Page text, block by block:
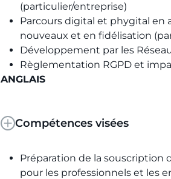
(particulier/entreprise)
Parcours digital et phygital en
nouveaux et en fidélisation
Développement par les
Règlementation RGPD et
ANGLAIS
Compétences visées
Préparation de la souscription
pour les professionnels et les